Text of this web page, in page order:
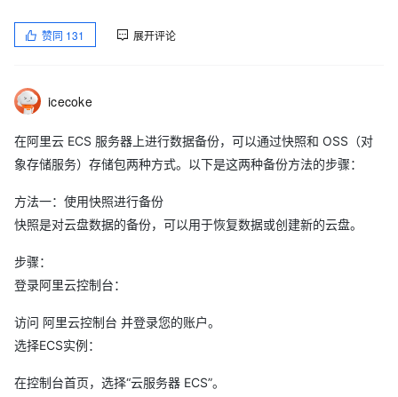
赞同 131 展开评论
icecoke
在阿里云 ECS 服务器上进行数据备份，可以通过快照和 OSS（对
象存储服务）存储包两种方式。以下是这两种备份方法的步骤：
方法一：使用快照进行备份
快照是对云盘数据的备份，可以用于恢复数据或创建新的云盘。
步骤：
登录阿里云控制台：
访问 阿里云控制台 并登录您的账户。
选择ECS实例：
在控制台首页，选择“云服务器 ECS”。